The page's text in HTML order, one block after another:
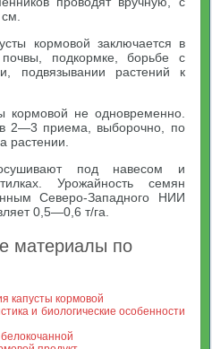
кормовой заключается в
подкормке, борьбе с
подвязывании растений к
кормовой не одновременно.
в 2—3 приема, выборочно, по
растении.
под навесом и
Урожайность семян
Северо-Западного НИИ
0,5—0,6 т/га.
материалы по
капусты кормовой
и биологические особенности